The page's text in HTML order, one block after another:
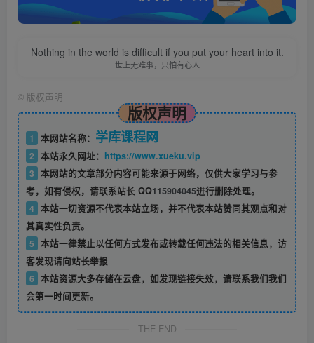
Nothing in the world is difficult if you put your heart into it.
世上无难事，只怕有心人
© 版权声明
版权声明
1 本网站名称： 学库课程网
2 本站永久网址： https://www.xueku.vip
3 本网站的文章部分内容可能来源于网络，仅供大家学习与参
考，如有侵权，请联系站长 QQ115904045进行删除处理。
4 本站一切资源不代表本站立场，并不代表本站赞同其观点和对
其真实性负责。
5 本站一律禁止以任何方式发布或转载任何违法的相关信息，访
客发现请向站长举报
6 本站资源大多存储在云盘，如发现链接失效，请联系我们我们
会第一时间更新。
THE END